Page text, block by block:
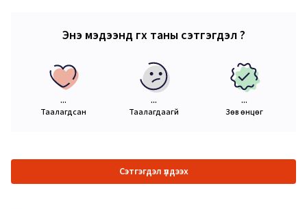
Энэ мэдээнд өгөх таны сэтгэгдэл ?
...
Таалагдсан
...
Таалагдаагүй
...
Зөв өнцөг
Сэтгэгдэл үлдээх